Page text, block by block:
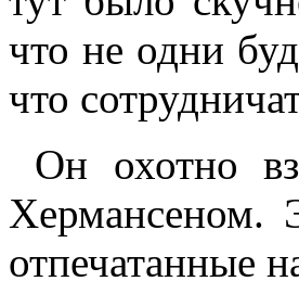
что не одни
что
Он охотно
Хермансеном.
отпечатанные